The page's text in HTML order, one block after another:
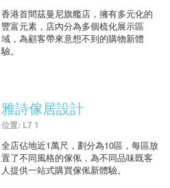
香港首間茲曼尼旗艦店，擁有多元化的
豐富元素，店內分為多個梳化展示區
域，為顧客帶來意想不到的購物新體
驗。
雅詩傢居設計
位置: L7 1
全店佔地近1萬尺，劃分為10區，每區放
置了不同風格的傢俬，為不同品味既客
人提供一站式購買傢俬新體驗。